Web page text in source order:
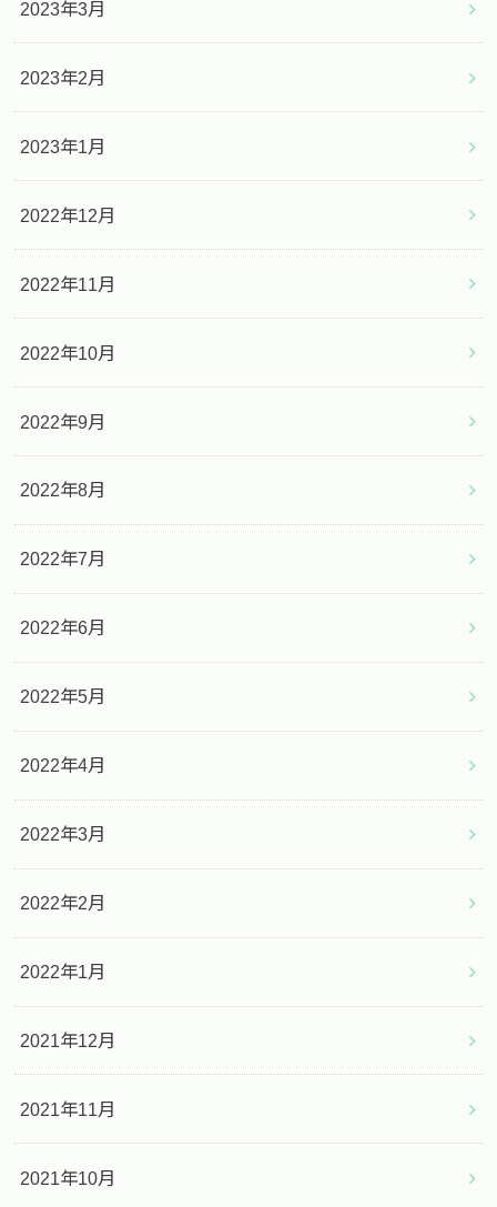
2023年3月
2023年2月
2023年1月
2022年12月
2022年11月
2022年10月
2022年9月
2022年8月
2022年7月
2022年6月
2022年5月
2022年4月
2022年3月
2022年2月
2022年1月
2021年12月
2021年11月
2021年10月